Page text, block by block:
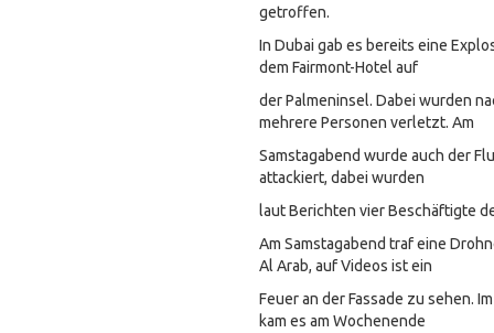
getroffen.
In Dubai gab es bereits eine
dem Fairmont-Hotel auf
der Palmeninsel. Dabei wurden
mehrere Personen verletzt. Am
Samstagabend wurde auch der
attackiert, dabei wurden
laut Berichten vier Beschäftigte
Am Samstagabend traf eine
Al Arab, auf Videos ist ein
Feuer an der Fassade zu sehen.
kam es am Wochenende